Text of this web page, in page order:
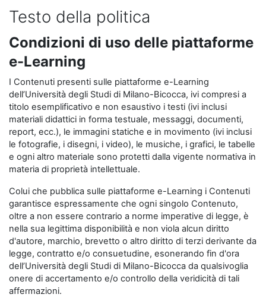
Testo della politica
Condizioni di uso delle piattaforme
e-Learning
I Contenuti presenti sulle piattaforme e-Learning
dell’Università degli Studi di Milano-Bicocca, ivi compresi a
titolo esemplificativo e non esaustivo i testi (ivi inclusi
materiali didattici in forma testuale, messaggi, documenti,
report, ecc.), le immagini statiche e in movimento (ivi inclusi
le fotografie, i disegni, i video), le musiche, i grafici, le tabelle
e ogni altro materiale sono protetti dalla vigente normativa in
materia di proprietà intellettuale.
Colui che pubblica sulle piattaforme e-Learning i Contenuti
garantisce espressamente che ogni singolo Contenuto,
oltre a non essere contrario a norme imperative di legge, è
nella sua legittima disponibilità e non viola alcun diritto
d'autore, marchio, brevetto o altro diritto di terzi derivante da
legge, contratto e/o consuetudine, esonerando fin d'ora
dell’Università degli Studi di Milano-Bicocca da qualsivoglia
onere di accertamento e/o controllo della veridicità di tali
affermazioni.